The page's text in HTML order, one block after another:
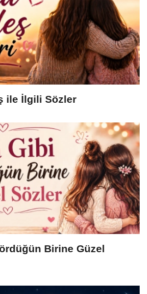
ile İlgili Sözler
Birine Güzel